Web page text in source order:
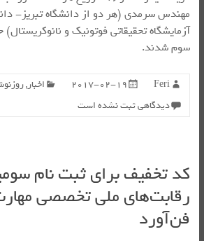
مهندس سرمدی (هر دو از دانشگاه تبریز-
آزمایشگاه تحقیقاتی فوتونیک و نانوکریستال)
سوم شدند.
Feri
2017-02-19 اخبار,
دیدگاهی ثبت نشده است
کد تخفیف برای ثبت نام
رقابت‌های ملی تخصصی
فن‌آورد